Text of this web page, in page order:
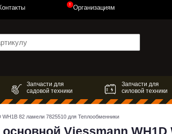
Организациям
!
Запчасти для
садовой техники
Запчасти для
силовой техники
82 ламели 7825510 для Теплообменники
Viessmann WH1D